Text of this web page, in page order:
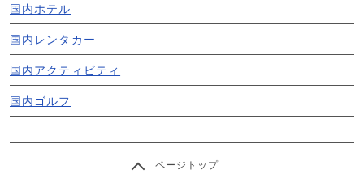
国内ホテル
国内レンタカー
国内アクティビティ
国内ゴルフ
ページトップ